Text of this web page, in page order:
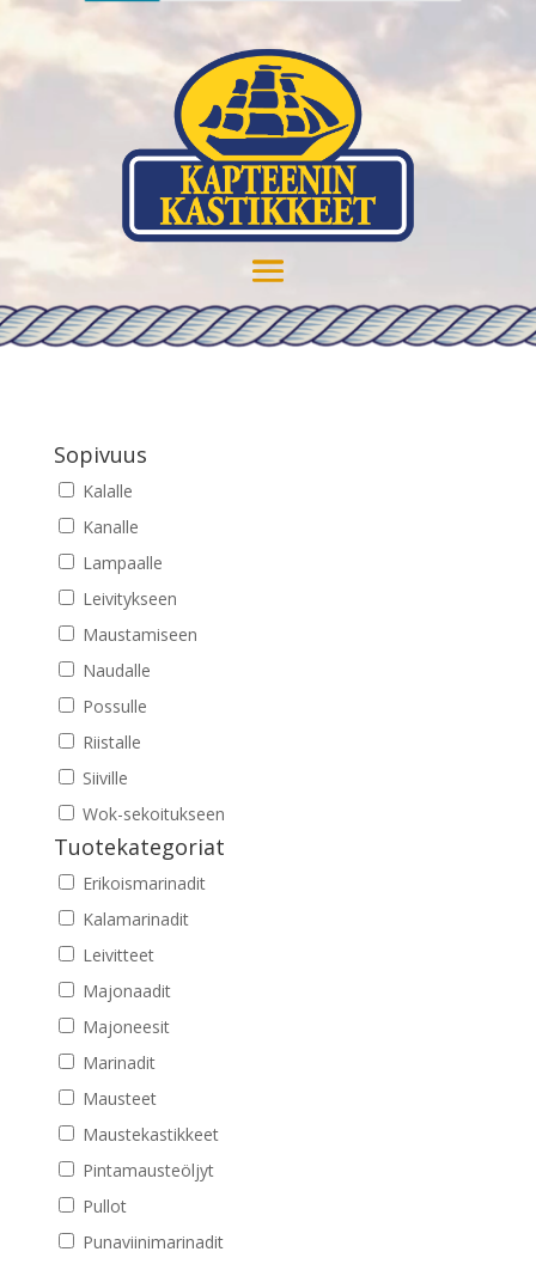
Sopivuus
Kalalle
Kanalle
Lampaalle
Leivitykseen
Maustamiseen
Naudalle
Possulle
Riistalle
Siiville
Wok-sekoitukseen
Tuotekategoriat
Erikoismarinadit
Kalamarinadit
Leivitteet
Majonaadit
Majoneesit
Marinadit
Mausteet
Maustekastikkeet
Pintamausteöljyt
Pullot
Punaviinimarinadit